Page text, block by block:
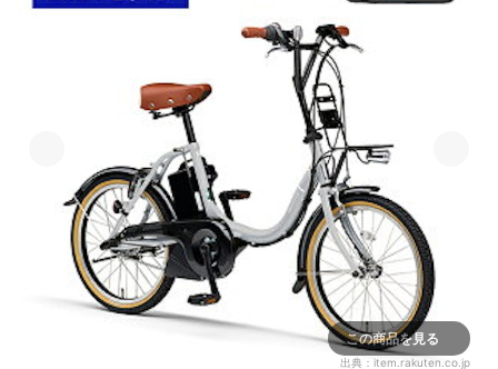
この商品を見る
出典： item.rakuten.co.jp